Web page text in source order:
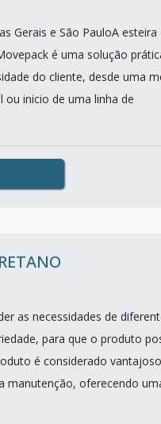
Gerais e São PauloA esteira
é uma solução
do cliente, desde uma
inicio de uma linha de
as necessidades de
para que o produto
é considerado
manutenção, oferecendo